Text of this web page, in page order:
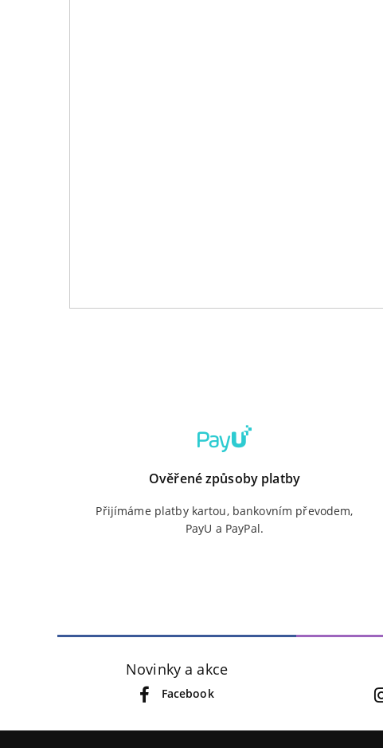
Ověřené způsoby platby
Přijímáme platby kartou, bankovním převodem,
PayU a PayPal.
Novinky a akce
Facebook